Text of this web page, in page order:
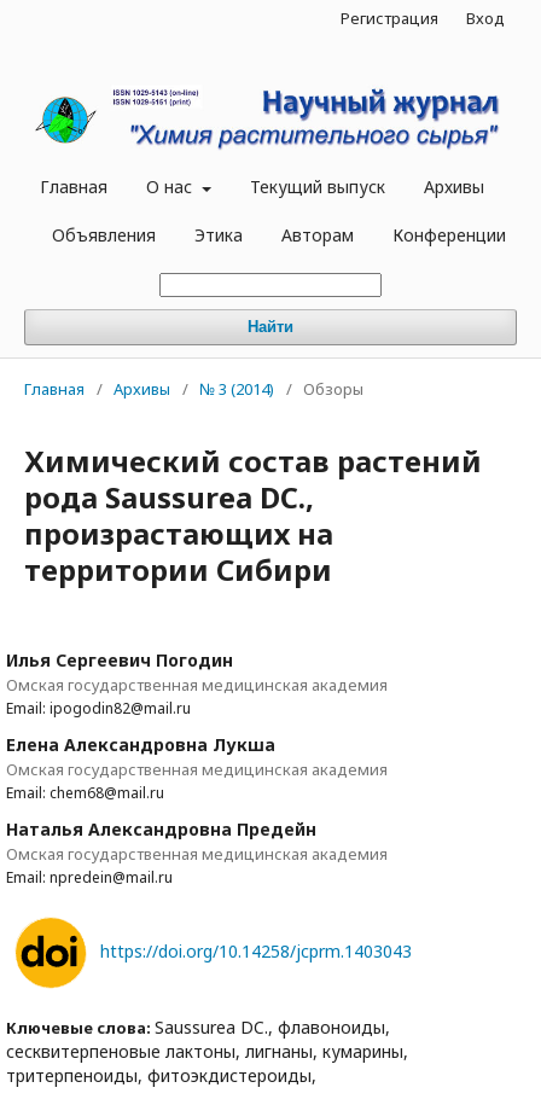
Главная О нас Текущий выпуск Архивы
Объявления Этика Авторам Конференции
Найти
Регистрация Вход
Главная / Архивы / № 3 (2014) / Обзоры
Химический состав растений
рода Saussurea DC.,
произрастающих на
территории Сибири
Илья Сергеевич Погодин
Омская государственная медицинская академия
Email: ipogodin82@mail.ru
Елена Александровна Лукша
Омская государственная медицинская академия
Email: chem68@mail.ru
Наталья Александровна Предейн
Омская государственная медицинская академия
Email: npredein@mail.ru
https://doi.org/10.14258/jcprm.1403043
Ключевые слова: Saussurea DC., флавоноиды,
сесквитерпеновые лактоны, лигнаны, кумарины,
тритерпеноиды, фитоэкдистероиды,